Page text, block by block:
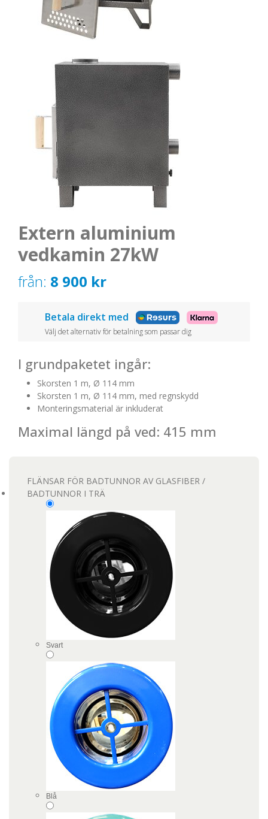
Extern aluminium
vedkamin 27kW
från: 8 900 kr
Betala direkt med
Välj det alternativ för betalning som passar dig
I grundpaketet ingår:
Skorsten 1 m, Ø 114 mm
Skorsten 1 m, Ø 114 mm, med regnskydd
Monteringsmaterial är inkluderat
Maximal längd på ved: 415 mm
FLÄNSAR FÖR BADTUNNOR AV GLASFIBER /
BADTUNNOR I TRÄ
Svart
Blå